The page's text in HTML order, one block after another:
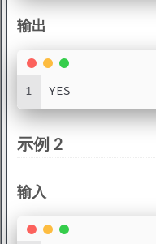
输出
1 YES
示例 2
输入